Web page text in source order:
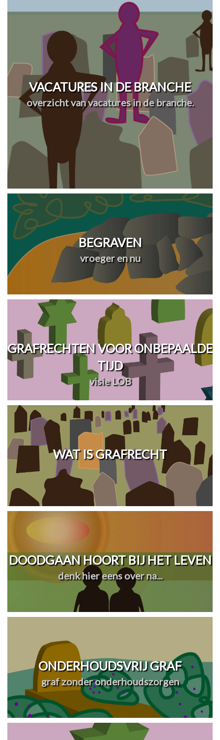
VACATURES IN DE BRANCHE
overzicht van vacatures in de branche.
BEGRAVEN
vroeger en nu
GRAFRECHTEN VOOR ONBEPAALDE
TIJD
visie LOB
WAT IS GRAFRECHT
DOODGAAN HOORT BIJ HET LEVEN
denk hier eens over na...
ONDERHOUDSVRIJ GRAF
graf zonder onderhoudszorgen